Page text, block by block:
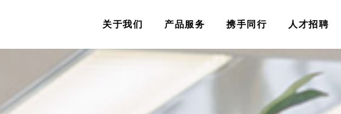
关于我们 产品服务 携手同行 人才招聘